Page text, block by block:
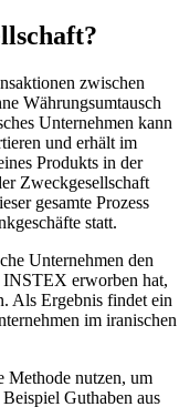
zwischen
Währungsumtausch
Unternehmen kann
und erhält im
Produkts in der
Zweckgesellschaft
gesamte Prozess
statt.
Unternehmen den
INSTEX erworben hat,
Als Ergebnis findet ein
im iranischen
Methode nutzen, um
Guthaben aus